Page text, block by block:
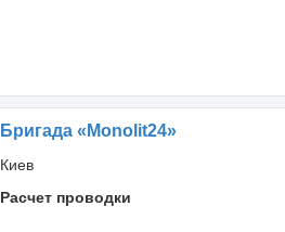
Бригада «Monolit24»
Киев
Расчет проводки